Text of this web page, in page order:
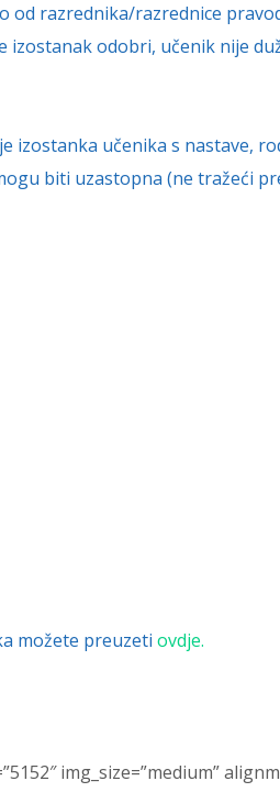
razrednika/razrednice
odobri, učenik nije
učenika s nastave,
biti uzastopna (ne tražeći
možete preuzeti ovdje.
img_size=”medium”